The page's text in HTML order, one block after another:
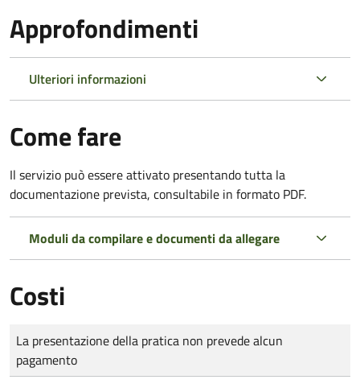
Approfondimenti
Ulteriori informazioni
Come fare
Il servizio può essere attivato presentando tutta la
documentazione prevista, consultabile in formato PDF.
Moduli da compilare e documenti da allegare
Costi
Tipo di pagamento
Importo
La presentazione della pratica non prevede alcun
pagamento